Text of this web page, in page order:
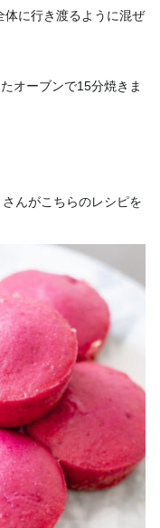
に行き渡るように混ぜ
オーブンで15分焼きま
んがこちらのレシピを